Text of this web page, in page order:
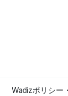
Wadizポリシー